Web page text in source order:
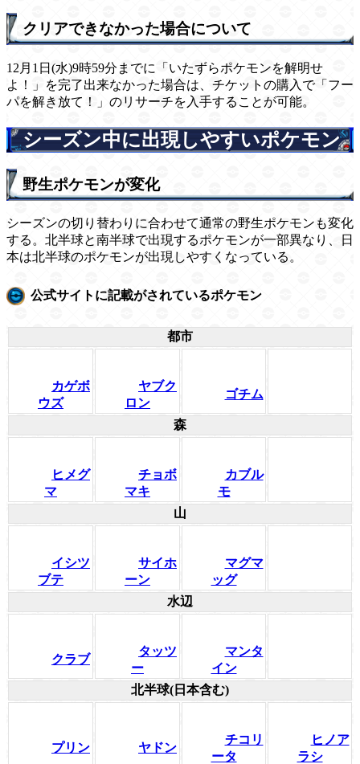
クリアできなかった場合について
12月1日(水)9時59分までに「いたずらポケモンを解明せ
よ！」を完了出来なかった場合は、チケットの購入で「フー
パを解き放て！」のリサーチを入手することが可能。
シーズン中に出現しやすいポケモン
野生ポケモンが変化
シーズンの切り替わりに合わせて通常の野生ポケモンも変化
する。北半球と南半球で出現するポケモンが一部異なり、日
本は北半球のポケモンが出現しやすくなっている。
公式サイトに記載がされているポケモン
都市
カゲボ
ウズ
ヤブク
ロン
ゴチム
森
ヒメグ
マ
チョボ
マキ
カブル
モ
山
イシツ
ブテ
サイホ
ーン
マグマ
ッグ
水辺
クラブ
タッツ
ー
マンタ
イン
北半球(日本含む)
プリン ヤドン
チコリ
ータ
ヒノア
ラシ